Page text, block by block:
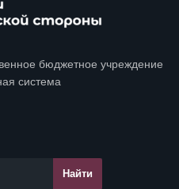
бюджетное учреждение
система